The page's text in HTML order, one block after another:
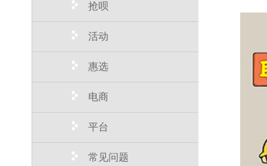
抢呗
活动
惠选
电商
平台
常见问题